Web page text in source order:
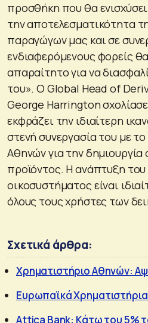
προσθήκη που θα
την αποτελεσματικότητα
παραγώγων μας και σε
ενδιαφερόμενους φορείς
απαραίτητο για να
του». Ο Global Head of
George Harrington
εκφράζει την ιδιαίτερη
στενή συνεργασία του με
Αθηνών για την δημιουργία
προϊόντος. Η ανάπτυξη του
οικοσυστήματος είναι
όλους τους χρήστες των
Σχετικά άρθρα:
Χρηματιστήριο Αθηνών:
Ευρωπαϊκά
Attica Bank: Κάτω του 5%